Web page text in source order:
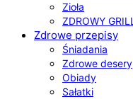
Zioła
ZDROWY GRILL
Zdrowe przepisy
Śniadania
Zdrowe desery
Obiady
Sałatki